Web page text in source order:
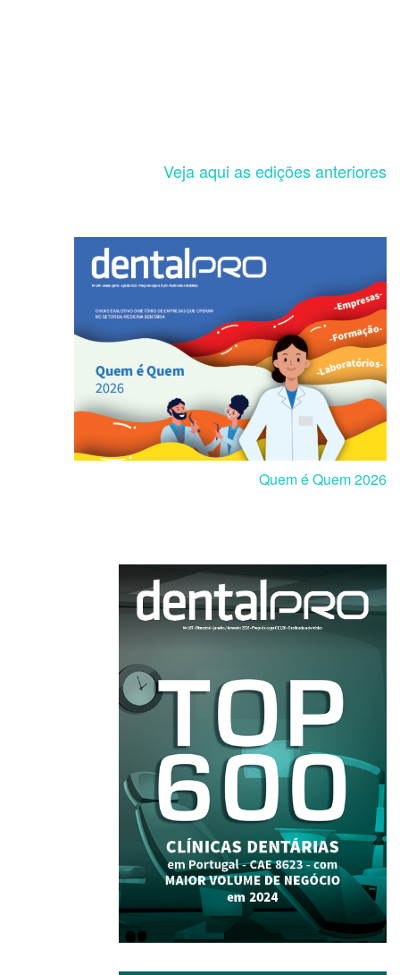
Veja aqui as edições anteriores
Quem é Quem 2026